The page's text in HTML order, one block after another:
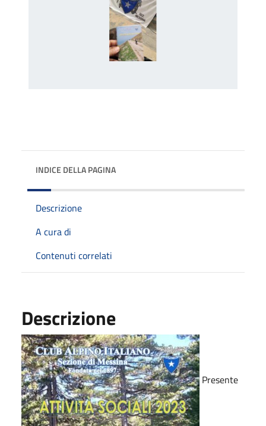
INDICE DELLA PAGINA
Descrizione
A cura di
Contenuti correlati
Descrizione
Presente